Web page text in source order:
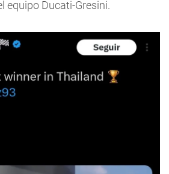
equipo Ducati-Gresini.